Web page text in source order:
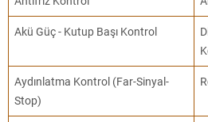
Akü Güç - Kutup Başı Kontrol
Aydınlatma Kontrol (Far-Sinyal-
Stop)